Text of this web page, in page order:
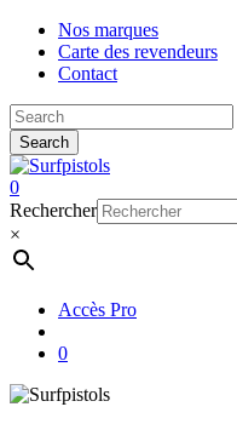
Skip
main
Nos marques
Carte des revendeurs
Contact
Search
Close
Search
account
0
Menu
Rechercher
×
Accès Pro
0